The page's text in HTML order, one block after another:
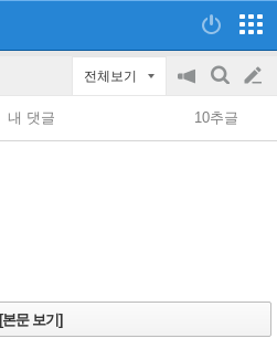
전체보기
공
지
on/off
검
색
글
쓰
내 댓글 10추글
[본문 보기]